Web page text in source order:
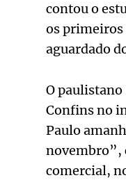
contou o
os primeiros
aguardado
O paulistano
Confins no
Paulo
novembro”,
comercial,